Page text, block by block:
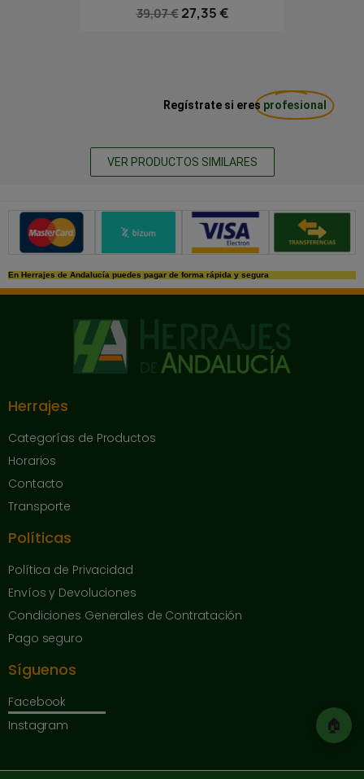
🏠
39,07 € 27,35 €
Regístrate si eres profesional
VER PRODUCTOS SIMILARES
Métodos de pago seguros
En Herrajes de Andalucía puedes pagar de forma rápida y segura
Herrajes
Categorías de Productos
Horarios
Contacto
Transporte
Políticas
Política de Privacidad
Envíos y Devoluciones
Condiciones Generales de Contratación
Pago seguro
Síguenos
Facebook
Instagram